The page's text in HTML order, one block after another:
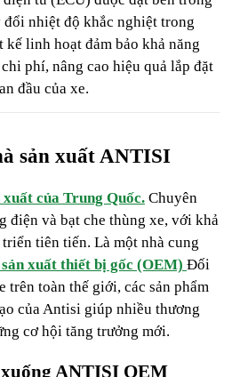
đổi nhiệt độ khắc nghiệt trong
linh hoạt đảm bảo khả năng
phí, nâng cao hiệu quả lắp đặt
đầu của xe.
sản xuất ANTISI
của Trung Quốc.Chuyên
điện và bạt che thùng xe, với khả
tiên tiến. Là một nhà cung
xuất thiết bị gốc (OEM) Đối
trên toàn thế giới, các sản phẩm
của Antisi giúp nhiều thương
cơ hội tăng trưởng mới.
ANTISI OEM